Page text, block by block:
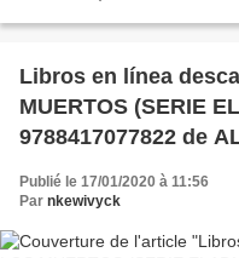
Formatos: Pdf,...
Libros en línea
MUERTOS (SERIE
9788417077822 de
española)
Publié le 17/01/2020 à 11:56
Par nkewivyck